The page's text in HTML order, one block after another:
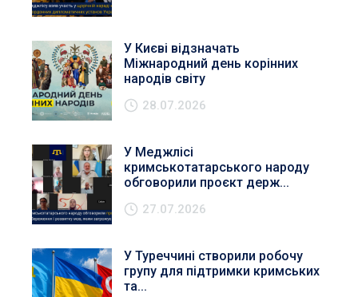
У Києві відзначать
Міжнародний день корінних
народів світу
28.07.2026
У Меджлісі
кримськотатарського народу
обговорили проєкт держ...
27.07.2026
У Туреччині створили робочу
групу для підтримки кримських
та...